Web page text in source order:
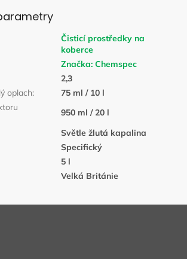
Čisticí prostředky na
koberce
Značka: Chemspec
2,3
oplach:
75 ml / 10 l
950 ml / 20 l
Světle žlutá kapalina
Specifický
5 l
Velká Británie